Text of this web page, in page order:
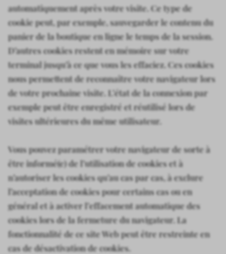
automatiquement après votre visite. Ce type de
cookie peut, par exemple, sauvegarder le contenu du
panier de la boutique en ligne le temps de la session.
D’autres cookies restent en mémoire sur votre
terminal jusqu’à ce que vous les effaciez. Ces cookies
nous permettent de reconnaître votre navigateur lors
de votre prochaine visite. L’état de la connexion par
exemple peut être enregistré et réutilisé lors de
visites ultérieures du même utilisateur.
Vous pouvez paramétrer votre navigateur de sorte à
être informé(e) de l’utilisation de cookies et à
n’autoriser les cookies qu’au cas par cas, à exclure
l’acceptation de cookies pour certains cas ou en
général et à activer l’effacement automatique des
cookies lors de la fermeture du navigateur. La
fonctionnalité de ce site Web peut être restreinte en
cas de désactivation de cookies.